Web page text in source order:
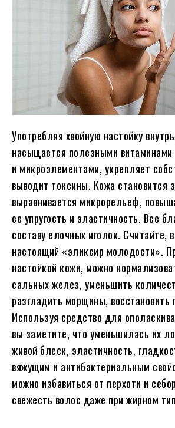
Употребляя хвойную настойку
насыщается полезными витаминами
и микроэлементами, укрепляет
выводит токсины. Кожа становится
выравнивается микрорельеф,
ее упругость и эластичность. Все
составу елочных иголок. Считайте,
настоящий «эликсир молодости».
настойкой кожи, можно
сальных желез, уменьшить
разгладить морщины, восстановить
Используя средство для
вы заметите, что уменьшилась их
живой блеск, эластичность,
вяжущим и антибактериальным
можно избавиться от перхоти и
свежесть волос даже при жирном